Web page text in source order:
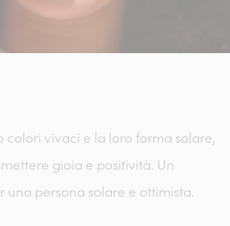
colori vivaci e la loro forma solare,
gioia e positività. Un
persona solare e ottimista.